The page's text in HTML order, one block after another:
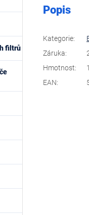
filtrů
Popis
Kategorie:
Záruka:
Hmotnost:
EAN: